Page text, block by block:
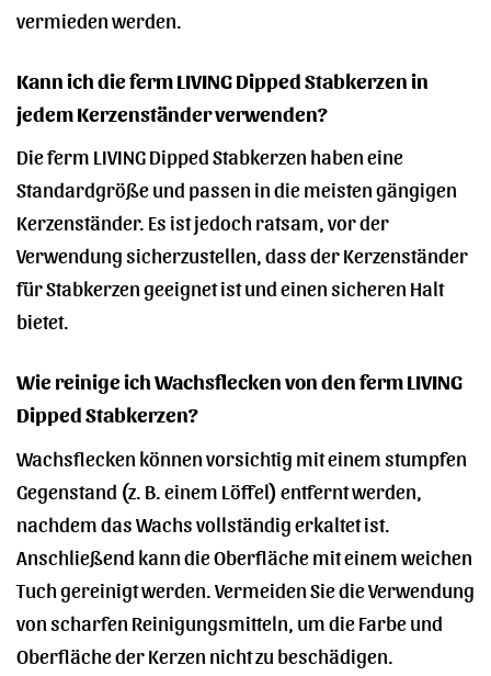
vermieden werden.
Kann ich die ferm LIVING Dipped Stabkerzen in
jedem Kerzenständer verwenden?
Die ferm LIVING Dipped Stabkerzen haben eine
Standardgröße und passen in die meisten gängigen
Kerzenständer. Es ist jedoch ratsam, vor der
Verwendung sicherzustellen, dass der Kerzenständer
für Stabkerzen geeignet ist und einen sicheren Halt
bietet.
Wie reinige ich Wachsflecken von den ferm LIVING
Dipped Stabkerzen?
Wachsflecken können vorsichtig mit einem stumpfen
Gegenstand (z. B. einem Löffel) entfernt werden,
nachdem das Wachs vollständig erkaltet ist.
Anschließend kann die Oberfläche mit einem weichen
Tuch gereinigt werden. Vermeiden Sie die Verwendung
von scharfen Reinigungsmitteln, um die Farbe und
Oberfläche der Kerzen nicht zu beschädigen.